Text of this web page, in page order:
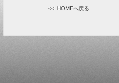
<< HOMEへ戻る